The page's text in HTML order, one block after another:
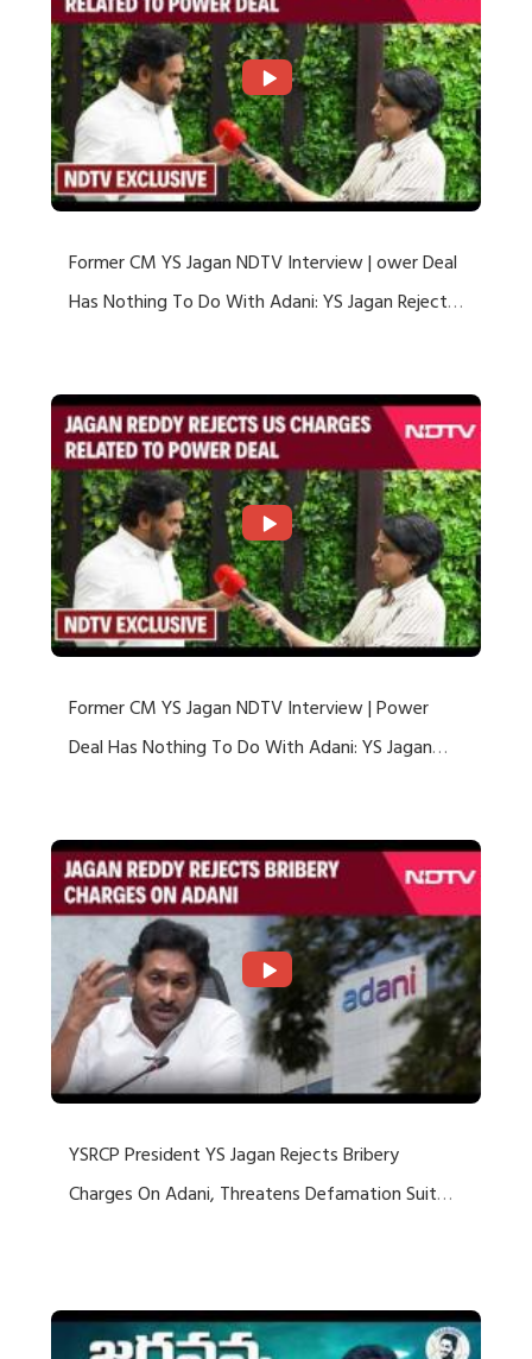
Former CM YS Jagan NDTV Interview | ower Deal
Has Nothing To Do With Adani: YS Jagan Rejects
Former CM YS Jagan NDTV Interview | Power
Deal Has Nothing To Do With Adani: YS Jagan
YSRCP President YS Jagan Rejects Bribery
Charges On Adani, Threatens Defamation Suit